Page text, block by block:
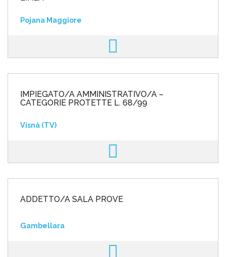
Pojana Maggiore
IMPIEGATO/A AMMINISTRATIVO/A –
CATEGORIE PROTETTE L. 68/99
Visnà (TV)
ADDETTO/A SALA PROVE
Gambellara